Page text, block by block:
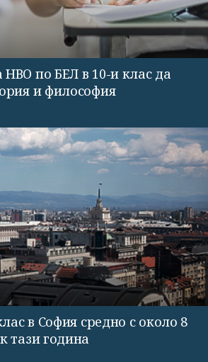
по БЕЛ в 10-и клас да
и философия
в София средно с около 8
тази година